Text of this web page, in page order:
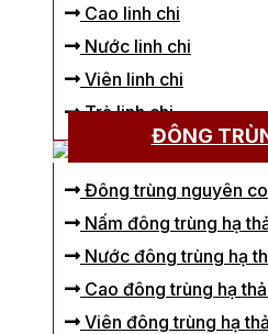
Cao linh chi
Nước linh chi
Viên linh chi
Trà linh chi
ĐÔNG
Đông trùng nguyên
Nấm đông trùng hạ
Nước đông trùng hạ
Cao đông trùng hạ
Viên đông trùng hạ